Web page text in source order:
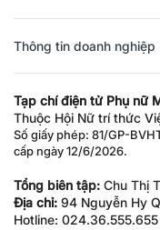
Thông tin doanh nghiệp
Tạp chí điện tử Phụ nữ
Thuộc Hội Nữ trí thức
Số giấy phép: 81/GP-
cấp ngày 12/6/2026.
Tổng biên tập: Chu Thị
Địa chỉ: 94 Nguyễn Hy
Hotline: